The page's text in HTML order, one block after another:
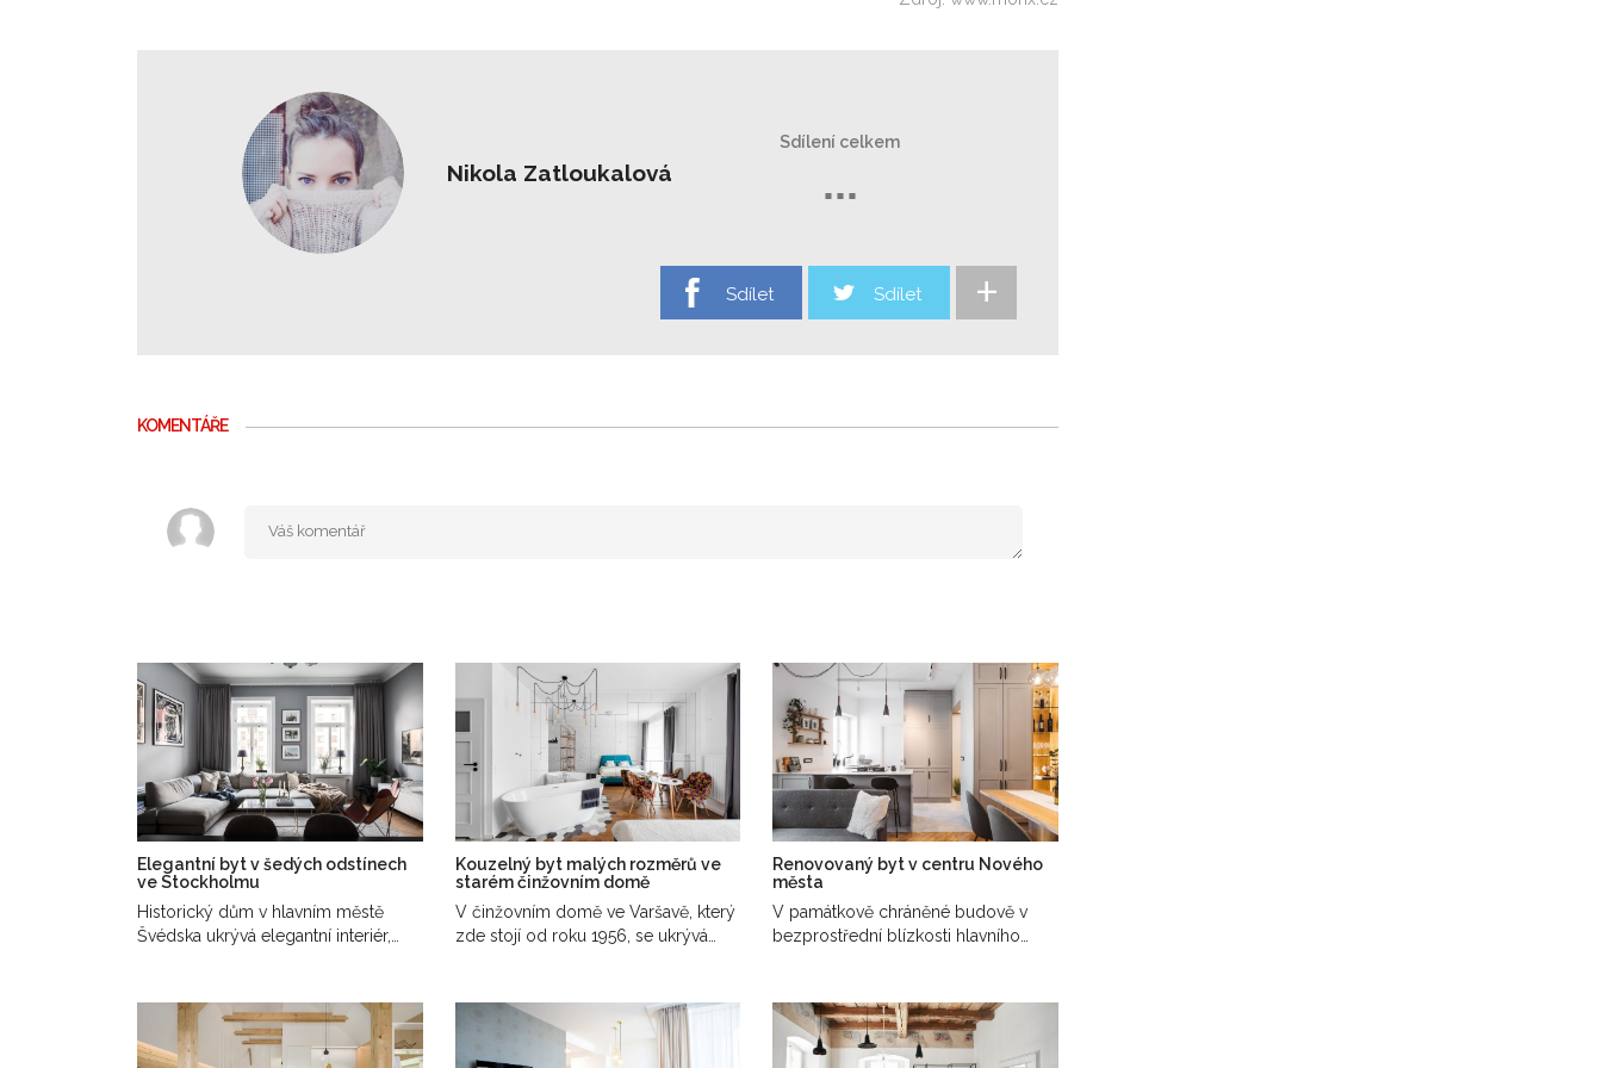
Nikola Zatloukalová
Sdílení celkem
...
Sdílet Sdílet +
KOMENTÁŘE
Elegantní byt v šedých odstínech
ve Stockholmu
Historický dům v hlavním městě
Švédska ukrývá elegantní interiér,
Kouzelný byt malých rozměrů ve
starém činžovním domě
V činžovním domě ve Varšavě, který
zde stojí od roku 1956, se ukrývá
Renovovaný byt v centru Nového
města
V památkově chráněné budově v
bezprostřední blízkosti hlavního